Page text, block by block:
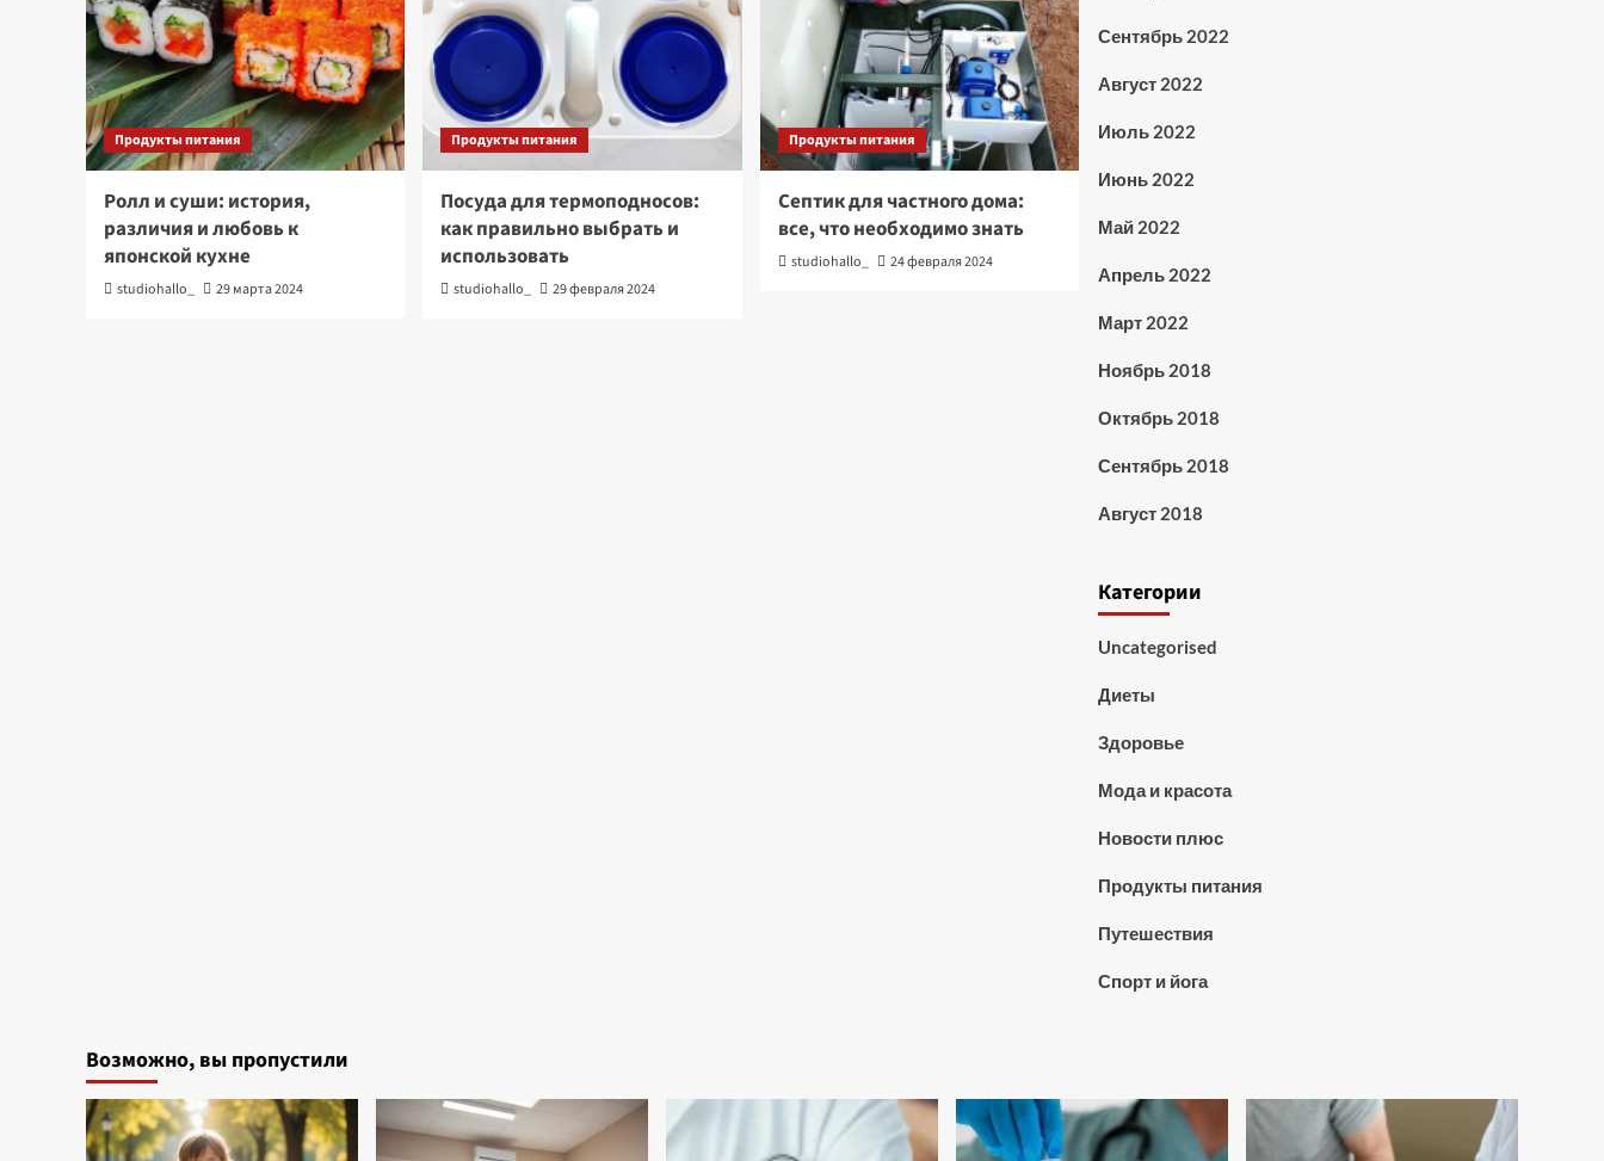
Продукты питания
Ролл и суши: история,
различия и любовь к
японской кухне
studiohallo_ 29 марта 2024
Продукты питания
Посуда для термоподносов:
как правильно выбрать и
использовать
studiohallo_ 29 февраля 2024
Продукты питания
Септик для частного дома:
все, что необходимо знать
studiohallo_ 24 февраля 2024
Сентябрь 2022
Август 2022
Июль 2022
Июнь 2022
Май 2022
Апрель 2022
Март 2022
Ноябрь 2018
Октябрь 2018
Сентябрь 2018
Август 2018
Категории
Uncategorised
Диеты
Здоровье
Мода и красота
Новости плюс
Продукты питания
Путешествия
Спорт и йога
Возможно, вы пропустили